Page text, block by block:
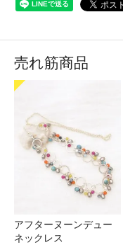
売れ筋商品
アフターヌーンデュー
ネックレス